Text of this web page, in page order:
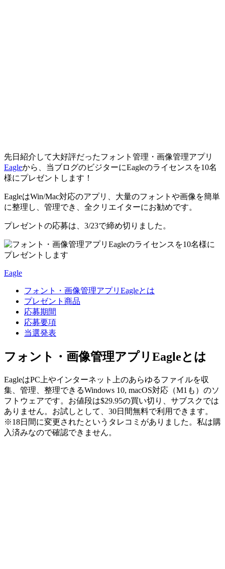
先日紹介して大好評だったフォント管理・画像管理アプリ
Eagleから、当ブログのビジターにEagleのライセンスを10名
様にプレゼントします！
EagleはWin/Mac対応のアプリ、大量のフォントや画像を簡単
に整理し、管理でき、全クリエイターにお勧めです。
プレゼントの応募は、3/23で締め切りました。
Eagle
フォント・画像管理アプリEagleとは
プレゼント商品
応募期間
応募要項
当選発表
フォント・画像管理アプリEagleとは
EagleはPC上やインターネット上のあらゆるファイルを収
集、管理、整理できるWindows 10, macOS対応（M1も）のソ
フトウェアです。お値段は$29.95の買い切り、サブスクでは
ありません。お試しとして、30日間無料で利用できます。
※18日間に変更されたというタレコミがありました。私は購
入済みなので確認できません。